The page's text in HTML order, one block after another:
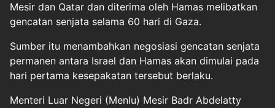
Mesir dan Qatar dan diterima oleh Hamas melibatkan
gencatan senjata selama 60 hari di Gaza.
Sumber itu menambahkan negosiasi gencatan senjata
permanen antara Israel dan Hamas akan dimulai pada
hari pertama kesepakatan tersebut berlaku.
Menteri Luar Negeri (Menlu) Mesir Badr Abdelatty